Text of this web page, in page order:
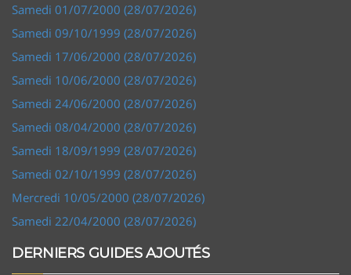
Samedi 01/07/2000 (28/07/2026)
Samedi 09/10/1999 (28/07/2026)
Samedi 17/06/2000 (28/07/2026)
Samedi 10/06/2000 (28/07/2026)
Samedi 24/06/2000 (28/07/2026)
Samedi 08/04/2000 (28/07/2026)
Samedi 18/09/1999 (28/07/2026)
Samedi 02/10/1999 (28/07/2026)
Mercredi 10/05/2000 (28/07/2026)
Samedi 22/04/2000 (28/07/2026)
DERNIERS GUIDES AJOUTÉS